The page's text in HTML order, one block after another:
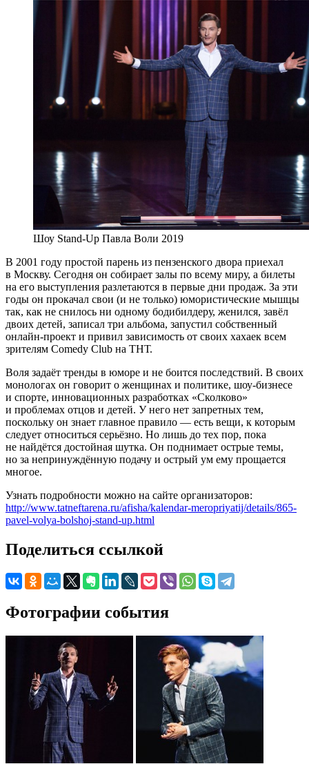
Шоу Stand-Up Павла Воли 2019
В 2001 году простой парень из пензенского двора приехал
в Москву. Сегодня он собирает залы по всему миру, а билеты
на его выступления разлетаются в первые дни продаж. За эти
годы он прокачал свои (и не только) юмористические мышцы
так, как не снилось ни одному бодибилдеру, женился, завёл
двоих детей, записал три альбома, запустил собственный
онлайн-проект и привил зависимость от своих хахаек всем
зрителям Comedy Club на ТНТ.
Воля задаёт тренды в юморе и не боится последствий. В своих
монологах он говорит о женщинах и политике, шоу-бизнесе
и спорте, инновационных разработках «Сколково»
и проблемах отцов и детей. У него нет запретных тем,
поскольку он знает главное правило — есть вещи, к которым
следует относиться серьёзно. Но лишь до тех пор, пока
не найдётся достойная шутка. Он поднимает острые темы,
но за непринуждённую подачу и острый ум ему прощается
многое.
Узнать подробности можно на сайте организаторов:
http://www.tatneftarena.ru/afisha/kalendar-meropriyatij/details/865-
pavel-volya-bolshoj-stand-up.html
Поделиться ссылкой
Фотографии события